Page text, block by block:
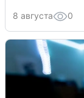
8 августа 0